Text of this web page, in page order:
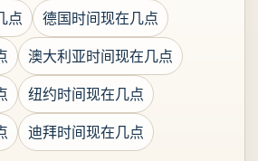
点
德国时间现在几点
澳大利亚时间现在几点
纽约时间现在几点
迪拜时间现在几点